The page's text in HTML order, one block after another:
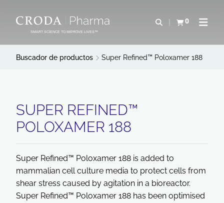
CONTENIDOSMART SCIENCE TO IMPROVE LIVES™
Abrir0
Ver carritoAbrir
Buscador de productos Super Refined™ Poloxamer 188
SUPER REFINED™
POLOXAMER 188
Super Refined™ Poloxamer 188 is added to
mammalian cell culture media to protect cells from
shear stress caused by agitation in a bioreactor.
Super Refined™ Poloxamer 188 has been optimised